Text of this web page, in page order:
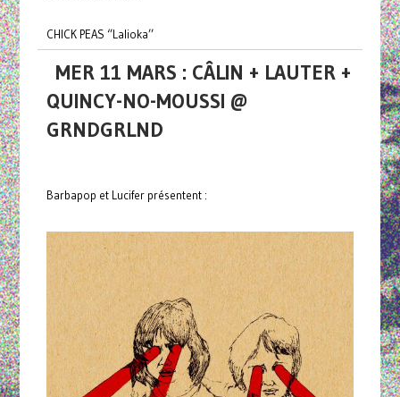
CHICK PEAS ‘’Lalioka’’
MER 11 MARS : CÂLIN + LAUTER +
QUINCY-NO-MOUSSI @
GRNDGRLND
Barbapop et Lucifer présentent :